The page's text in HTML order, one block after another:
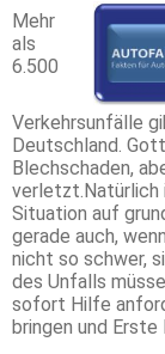
Mehr
als
6.500
Verkehrsunfälle
Deutschland.
Blechschaden,
verletzt.Natürlich
Situation auf
gerade auch,
nicht so schwer,
des Unfalls
sofort Hilfe
bringen und